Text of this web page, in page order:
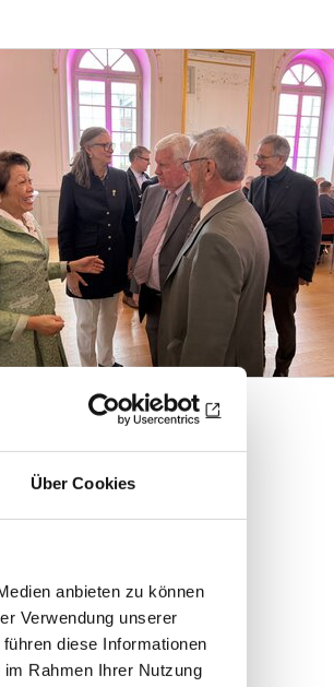
Über Cookies
anbieten zu können
Verwendung unserer
diese Informationen
Rahmen Ihrer Nutzung